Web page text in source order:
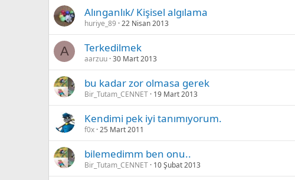
Alınganlık/ Kişisel algılama
huriye_89 22 Nisan 2013
A Terkedilmek
aarzuu 30 Mart 2013
bu kadar zor olmasa gerek
Bir_Tutam_CENNET 19 Mart 2013
Kendimi pek iyi tanımıyorum.
f0x 25 Mart 2011
bilemedimm ben onu..
Bir_Tutam_CENNET 10 Şubat 2013